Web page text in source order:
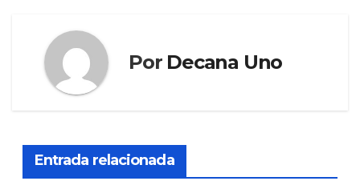
Por Decana Uno
Entrada relacionada